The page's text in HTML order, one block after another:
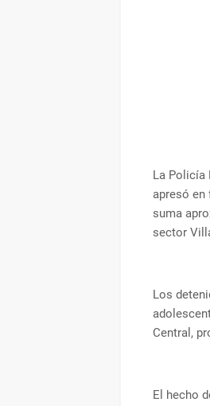
La Policía
apresó en
suma
sector
Los
Central,
El hecho